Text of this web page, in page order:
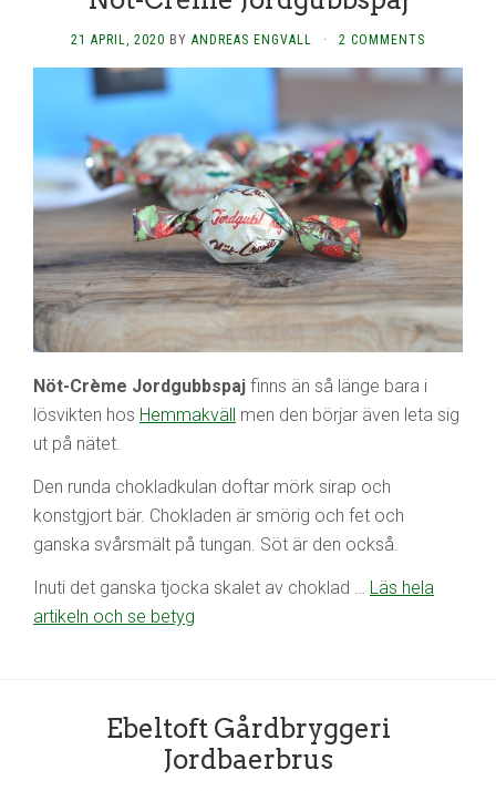
21 APRIL, 2020 BY ANDREAS ENGVALL · 2 COMMENTS
Nöt-Crème Jordgubbspaj finns än så länge bara i
lösvikten hos Hemmakväll men den börjar även leta sig
ut på nätet.
Den runda chokladkulan doftar mörk sirap och
konstgjort bär. Chokladen är smörig och fet och
ganska svårsmält på tungan. Söt är den också.
Inuti det ganska tjocka skalet av choklad … Läs hela
artikeln och se betyg
Ebeltoft Gårdbryggeri
Jordbaerbrus